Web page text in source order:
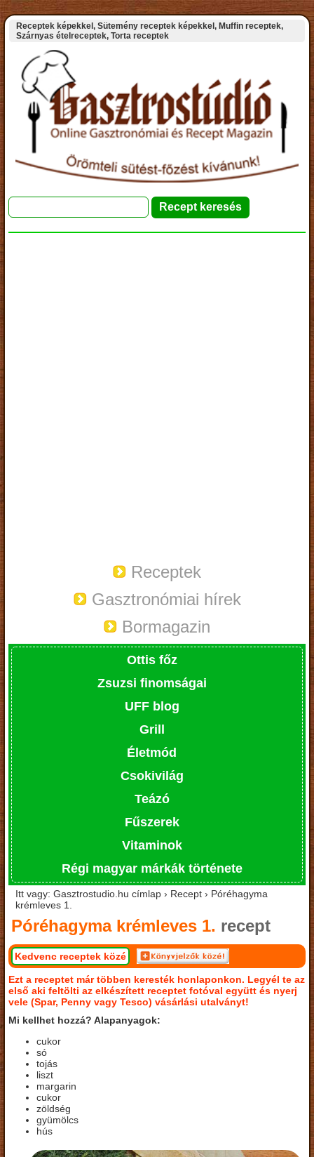
Receptek képekkel, Sütemény receptek képekkel, Muffin receptek,
Szárnyas ételreceptek, Torta receptek
Receptek
Gasztronómiai hírek
Bormagazin
Ottis főz
Zsuzsi finomságai
UFF blog
Grill
Életmód
Csokivilág
Teázó
Fűszerek
Vitaminok
Régi magyar márkák története
Itt vagy: Gasztrostudio.hu címlap › Recept › Póréhagyma
krémleves 1.
Póréhagyma krémleves 1. recept
Kedvenc receptek közé
Ezt a receptet már többen keresték honlaponkon. Legyél te az
első aki feltölti az elkészített receptet fotóval együtt és nyerj
vele (Spar, Penny vagy Tesco) vásárlási utalványt!
Mi kellhet hozzá? Alapanyagok:
cukor
só
tojás
liszt
margarin
cukor
zöldség
gyümölcs
hús